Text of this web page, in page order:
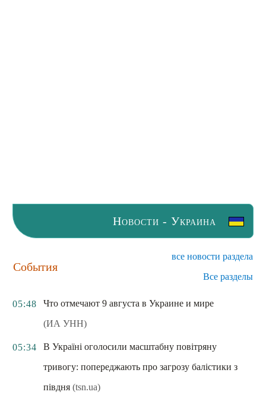
Новости - Украина
События
все новости раздела
Все разделы
05:48
Что отмечают 9 августа в Украине и мире
(ИА УНН)
05:34
В Україні оголосили масштабну повітряну
тривогу: попереджають про загрозу балістики з
півдня (tsn.ua)